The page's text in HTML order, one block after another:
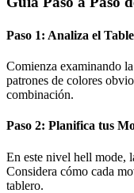
Paso 1: Analiza el
Comienza examinando
patrones de colores
combinación.
Paso 2: Planifica tus
En este nivel hell mode,
Considera cómo cada
tablero.